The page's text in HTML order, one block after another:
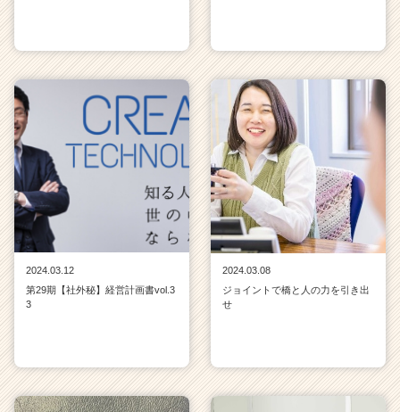
2024.03.12
第29期【社外秘】経営計画書vol.3
3
2024.03.08
ジョイントで橋と人の力を引き出
せ